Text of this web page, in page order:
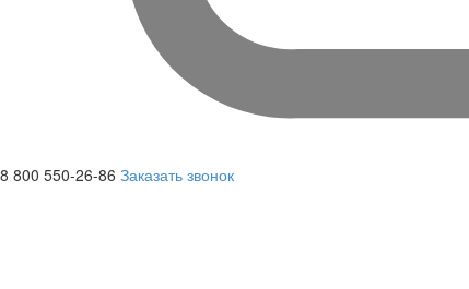
8 800 550-26-86 Заказать звонок